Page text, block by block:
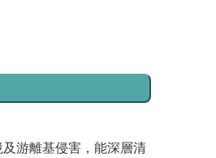
游離基侵害，能深層清